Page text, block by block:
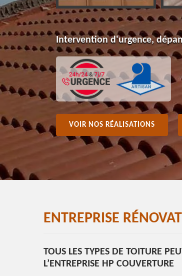
Intervention d'urgence,
VOIR NOS RÉALISATIONS
ENTREPRISE
TOUS LES TYPES DE TOITURE
L’ENTREPRISE HP COUVERTURE